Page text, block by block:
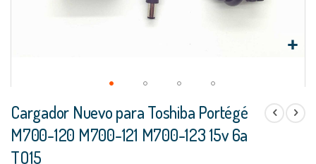
al
comienzo
de
la
Cargador Nuevo para Toshiba Portégé
M700-120 M700-121 M700-123 15v 6a
TO15